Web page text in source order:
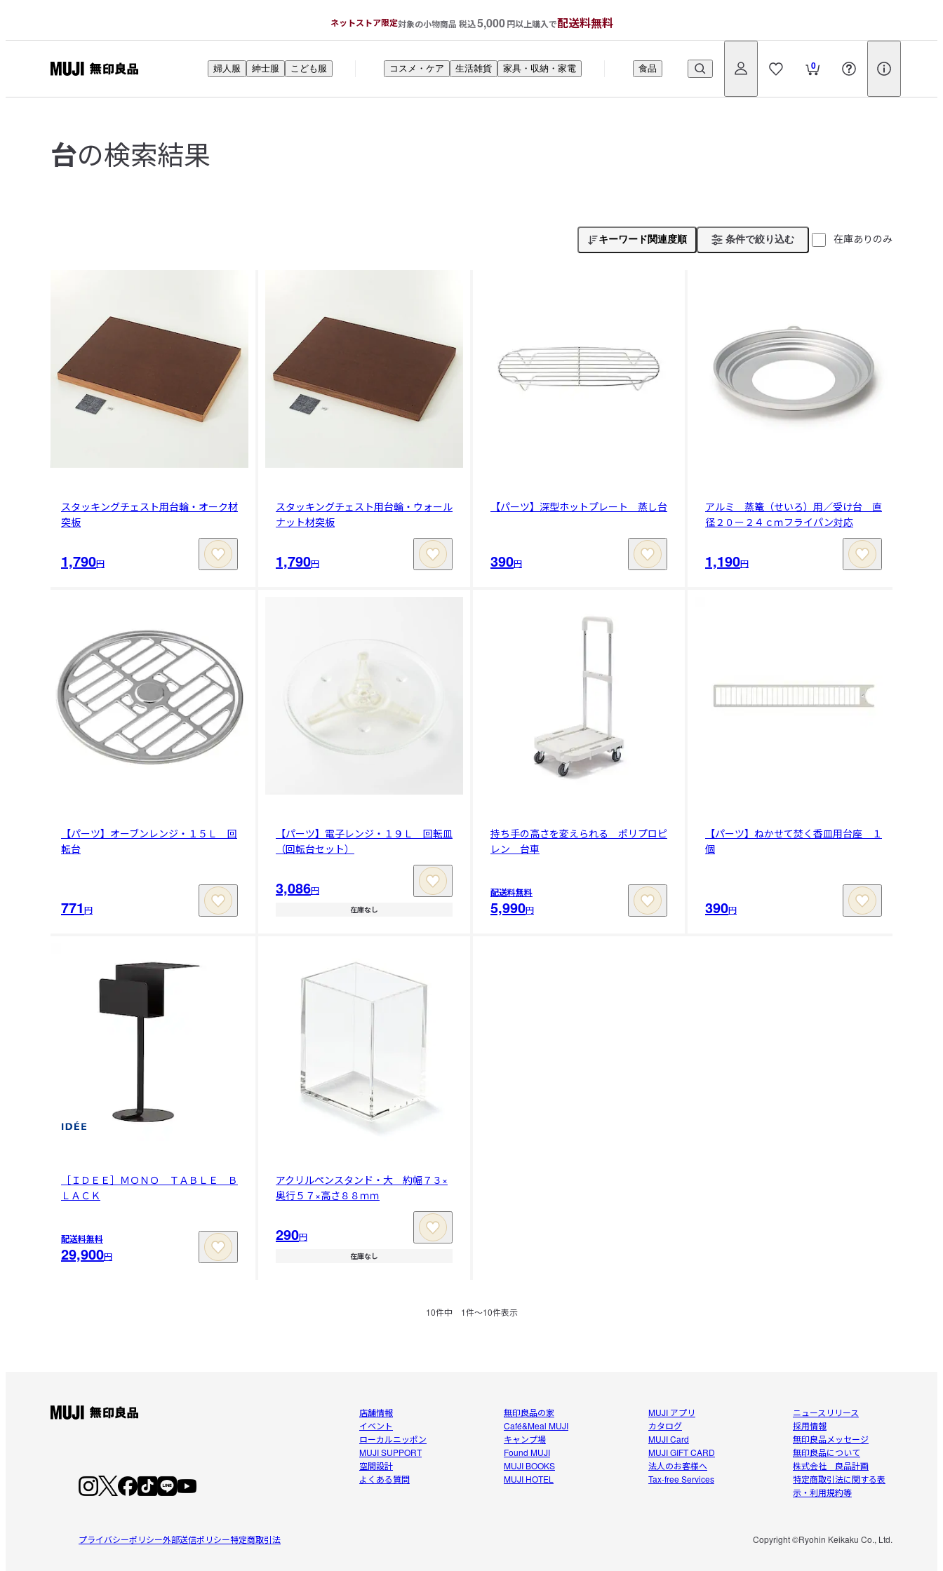
ネットストア限定対象の小物商品 税込5,000円以上購入で配送料無料
印
ネ
ッ
0
婦人服 紳士服 こども服 コスメ・ケア 生活雑貨 家具・収納・家電 食品
台の検索結果
キーワード関連度順 条件で絞り込む 在庫ありのみ
スタッキングチェスト用台輪・オーク材
突板
1,790円
スタッキングチェスト用台輪・ウォール
ナット材突板
1,790円
【パーツ】深型ホットプレート 蒸し台
390円
アルミ 蒸篭（せいろ）用／受け台 直
径２０ー２４ｃｍフライパン対応
1,190円
【パーツ】オーブンレンジ・１５Ｌ 回
転台
771円
【パーツ】電子レンジ・１９Ｌ 回転皿
（回転台セット）
3,086円
在庫なし
持ち手の高さを変えられる ポリプロピ
レン 台車
配送料無料
5,990円
【パーツ】ねかせて焚く香皿用台座 １
個
390円
［ＩＤＥＥ］ＭＯＮＯ ＴＡＢＬＥ Ｂ
ＬＡＣＫ
配送料無料
29,900円
アクリルペンスタンド・大 約幅７３×
奥行５７×高さ８８ｍｍ
290円
在庫なし
10件中 1件〜10件表示
店舗情報
イベント
ローカルニッポン
MUJI SUPPORT
空間設計
よくある質問
無印良品の家
Café&Meal MUJI
キャンプ場
Found MUJI
MUJI BOOKS
MUJI HOTEL
MUJI アプリ
カタログ
MUJI Card
MUJI GIFT CARD
法人のお客様へ
Tax-free Services
ニュースリリース
採用情報
無印良品メッセージ
無印良品について
株式会社 良品計画
特定商取引法に関する表
示・利用規約等
プライバシーポリシー外部送信ポリシー特定商取引法 Copyright ©Ryohin Keikaku Co., Ltd.